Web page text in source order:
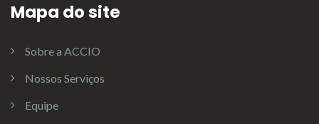
Mapa do site
Sobre a ACCIO
Nossos Serviços
Equipe